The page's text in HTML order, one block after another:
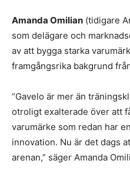
Amanda Omilian (tidigare
som delägare och
av att bygga starka
framgångsrika bakgrund
“Gavelo är mer än
otroligt exalterade över att
varumärke som redan har
innovation. Nu är det dags
arenan,” säger Amanda